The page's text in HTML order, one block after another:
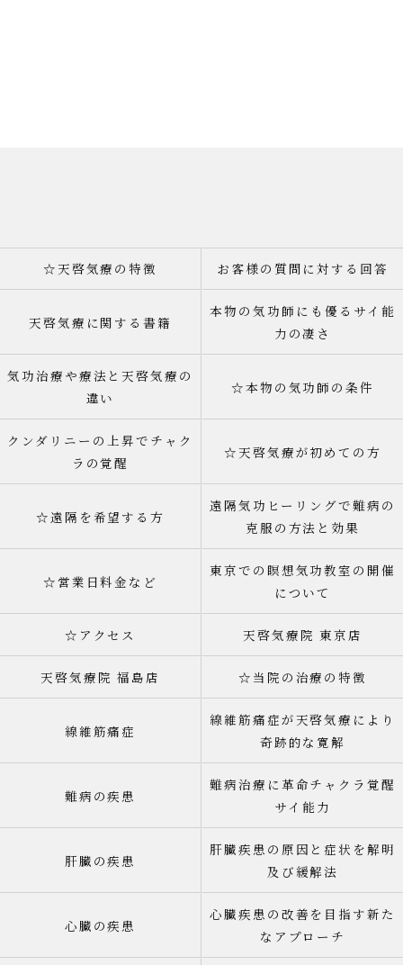
☆天啓気療の特徴 お客様の質問に対する回答
天啓気療に関する書籍
本物の気功師にも優るサイ能
力の凄さ
気功治療や療法と天啓気療の
違い
☆本物の気功師の条件
クンダリニーの上昇でチャク
ラの覚醒
☆天啓気療が初めての方
☆遠隔を希望する方
遠隔気功ヒーリングで難病の
克服の方法と効果
☆営業日料金など
東京での瞑想気功教室の開催
について
☆アクセス 天啓気療院 東京店
天啓気療院 福島店 ☆当院の治療の特徴
線維筋痛症
線維筋痛症が天啓気療により
奇跡的な寛解
難病の疾患
難病治療に革命チャクラ覚醒
サイ能力
肝臓の疾患
肝臓疾患の原因と症状を解明
及び緩解法
心臓の疾患
心臓疾患の改善を目指す新た
なアプローチ